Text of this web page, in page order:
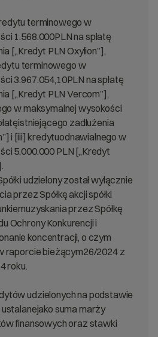
terminowego w
1.568.000PLN na spłatę
[„Kredyt PLN Oxylion”],
terminowego w
3.967.054,10PLN na spłatę
[„Kredyt PLN Vercom”],
w maksymalnej wysokości
zadłużenia
i [iii] kredytuodnawialnego w
5.000.000 PLN [„Kredyt
udzielony został wyłącznie
przez Spółkę akcji spółki
przez Spółkę
Ochrony Konkurencji i
koncentracji, o czym
raporcie bieżącym26/2024 z
roku.
udzielonych na podstawie
suma marży
finansowych oraz stawki